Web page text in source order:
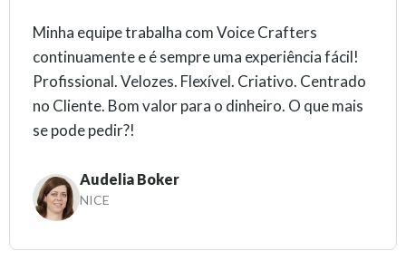
Minha equipe trabalha com Voice Crafters
continuamente e é sempre uma experiência fácil!
Profissional. Velozes. Flexível. Criativo. Centrado
no Cliente. Bom valor para o dinheiro. O que mais
se pode pedir?!
Audelia Boker
NICE